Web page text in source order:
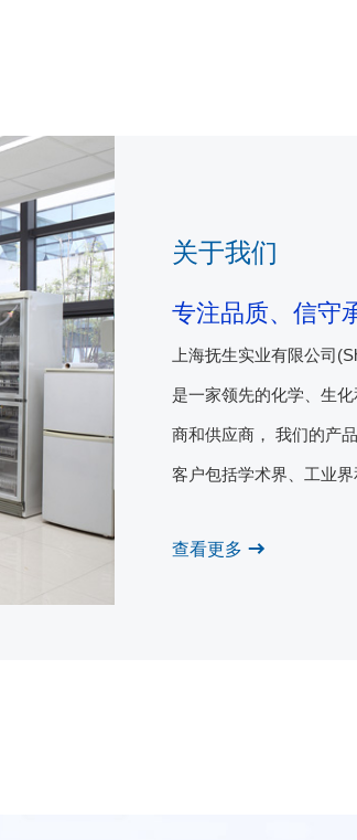
关于我们
专注品质、信守
上海抚生实业有限公司
是一家领先的化学、生
商和供应商， 我们的产
客户包括学术界、工业
查看更多